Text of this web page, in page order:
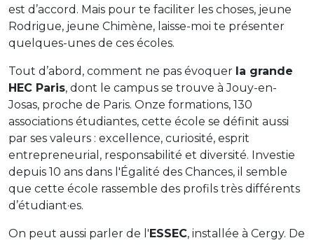
est d’accord. Mais pour te faciliter les choses, jeune
Rodrigue, jeune Chimène, laisse-moi te présenter
quelques-unes de ces écoles.
Tout d’abord, comment ne pas évoquer la grande
HEC Paris, dont le campus se trouve à Jouy-en-
Josas, proche de Paris. Onze formations, 130
associations étudiantes, cette école se définit aussi
par ses valeurs : excellence, curiosité, esprit
entrepreneurial, responsabilité et diversité. Investie
depuis 10 ans dans l'Égalité des Chances, il semble
que cette école rassemble des profils très différents
d’étudiant·es.
On peut aussi parler de l'ESSEC, installée à Cergy. De